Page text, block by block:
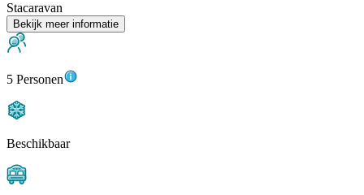
Stacaravan
Bekijk meer informatie
5 Personen
Beschikbaar